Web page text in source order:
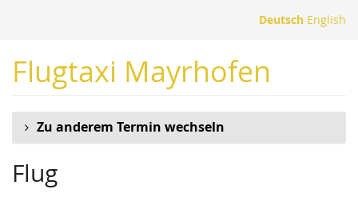
springen
Deutsch English
Flugtaxi Mayrhofen
Zu anderem Termin wechseln
Flug